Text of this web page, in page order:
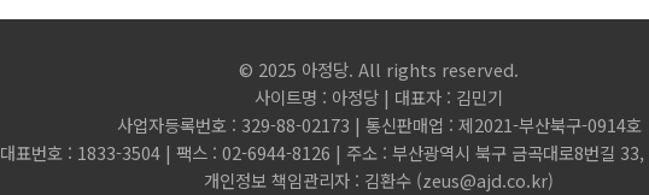
© 2025 아정당. All rights reserved.
사이트명 : 아정당 | 대표자 : 김민기
사업자등록번호 : 329-88-02173 | 통신판매업 : 제2021-부산북구-0914호
대표번호 : 1833-3504 | 팩스 : 02-6944-8126 | 주소 : 부산광역시 북구 금곡대로8번길 33,
개인정보 책임관리자 : 김환수 (zeus@ajd.co.kr)